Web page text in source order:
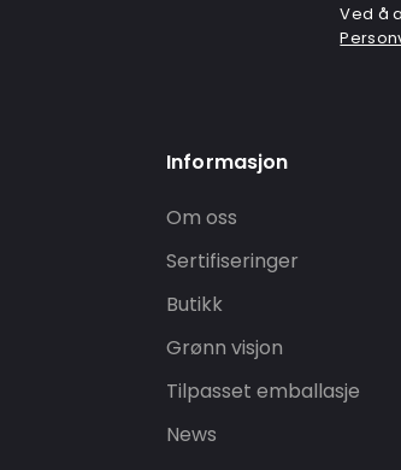
Ved å
Informasjon
Om oss
Sertifiseringer
Butikk
Grønn visjon
Tilpasset emballasje
News